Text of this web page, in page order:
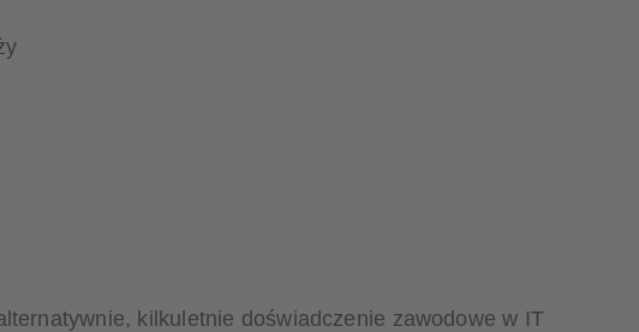
kilkuletnie doświadczenie zawodowe w IT